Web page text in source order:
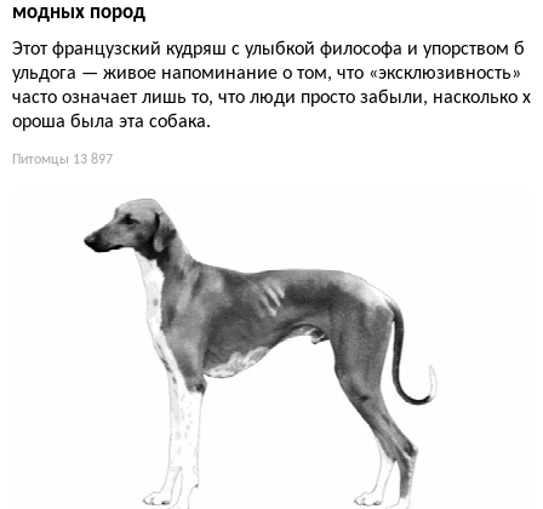
модных пород
Этот французский кудряш с улыбкой философа и упорством б
ульдога — живое напоминание о том, что «эксклюзивность»
часто означает лишь то, что люди просто забыли, насколько х
ороша была эта собака.
Питомцы 13 897